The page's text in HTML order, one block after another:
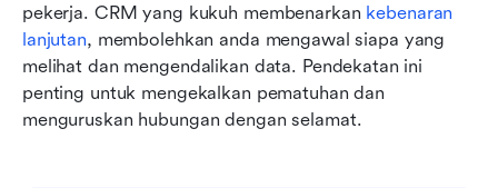
pekerja. CRM yang kukuh membenarkan kebenaran
lanjutan, membolehkan anda mengawal siapa yang
melihat dan mengendalikan data. Pendekatan ini
penting untuk mengekalkan pematuhan dan
menguruskan hubungan dengan selamat.